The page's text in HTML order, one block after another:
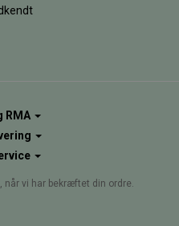
RMA
når vi har bekræftet din ordre.